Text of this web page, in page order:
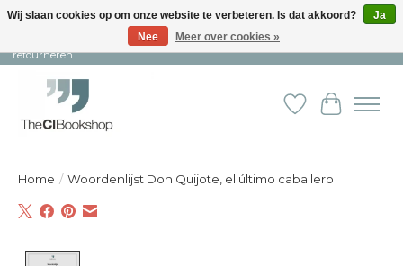
Snelle levering en persoonlijke service ︱ Niet goed? Geld terug! ︱ Gratis
retourneren.
Verlanglijst
Home / Woordenlijst Don Quijote, el último caballero
Wij slaan cookies op om onze website te verbeteren. Is dat akkoord?
Ja
Nee
Meer over cookies »